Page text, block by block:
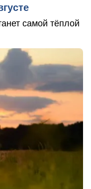
самой тёплой